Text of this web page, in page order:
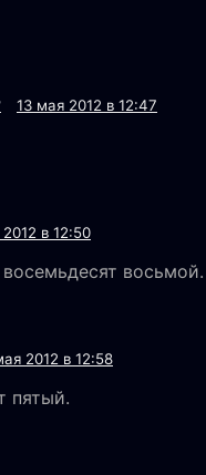
13 мая 2012 в 12:47
в 12:50
восьмой.
2012 в 12:58
пятый.